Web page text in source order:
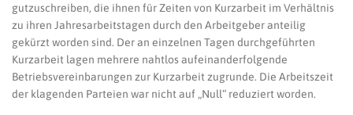
gutzuschreiben, die ihnen für Zeiten von Kurzarbeit im Verhältnis
zu ihren Jahresarbeitstagen durch den Arbeitgeber anteilig
gekürzt worden sind. Der an einzelnen Tagen durchgeführten
Kurzarbeit lagen mehrere nahtlos aufeinanderfolgende
Betriebsvereinbarungen zur Kurzarbeit zugrunde. Die Arbeitszeit
der klagenden Parteien war nicht auf „Null“ reduziert worden.